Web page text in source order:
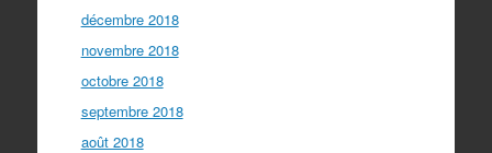
décembre 2018
novembre 2018
octobre 2018
septembre 2018
août 2018